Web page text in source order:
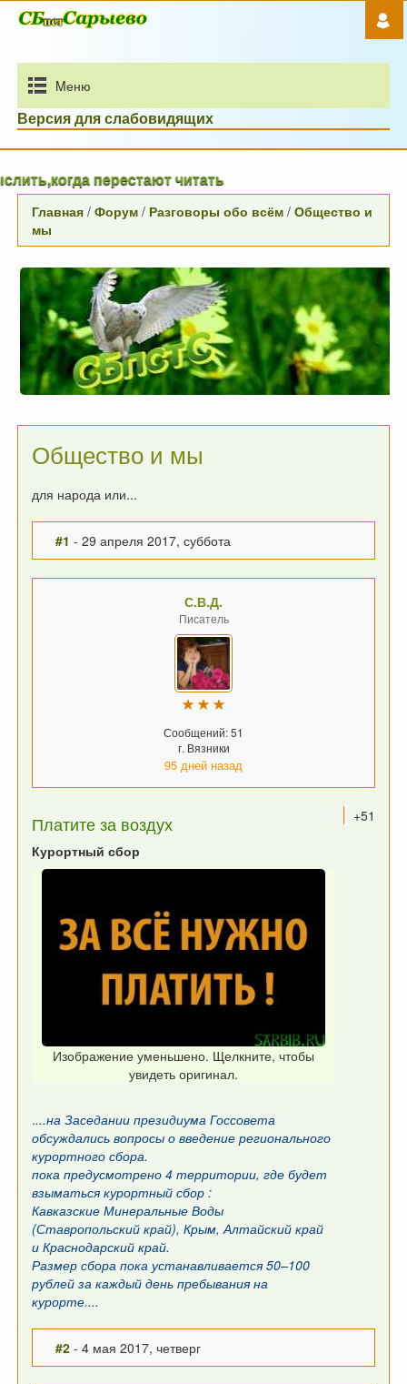
Mеню
Версия для слабовидящих
перестают читать
Главная /Форум / Разговоры обо всём /Общество и
мы
Общество и мы
для народа или...
#1 - 29 апреля 2017, суббота
С.В.Д.
Писатель
Сообщений: 51
г. Вязники
95 дней назад
+51
Платите за воздух
Курортный сбор
Изображение уменьшено. Щелкните, чтобы
увидеть оригинал.
....на Заседании президиума Госсовета
обсуждались вопросы о введение регионального
курортного сбора.
пока предусмотрено 4 территории, где будет
взыматься курортный сбор :
Кавказские Минеральные Воды
(Ставропольский край), Крым, Алтайский край
и Краснодарский край.
Размер сбора пока устанавливается 50–100
рублей за каждый день пребывания на
курорте....
#2 - 4 мая 2017, четверг